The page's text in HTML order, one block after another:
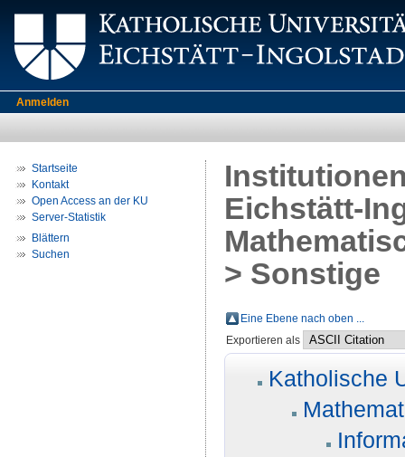
Anmelden
Startseite
Kontakt
Open Access an der KU
Server-Statistik
Blättern
Suchen
Eichstätt-
> Sonstige
Eine Ebene nach oben ...
Exportieren als
Katholische